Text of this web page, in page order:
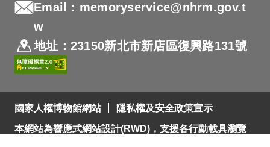
Email：memoryservice@nhrm.gov.t
w
地址：23150新北市新店區復興路131號
國家人權博物館網站
隱私權及安全政策宣示
本網站為響應式網站設計(RWD)，支援各行動載具瀏覽